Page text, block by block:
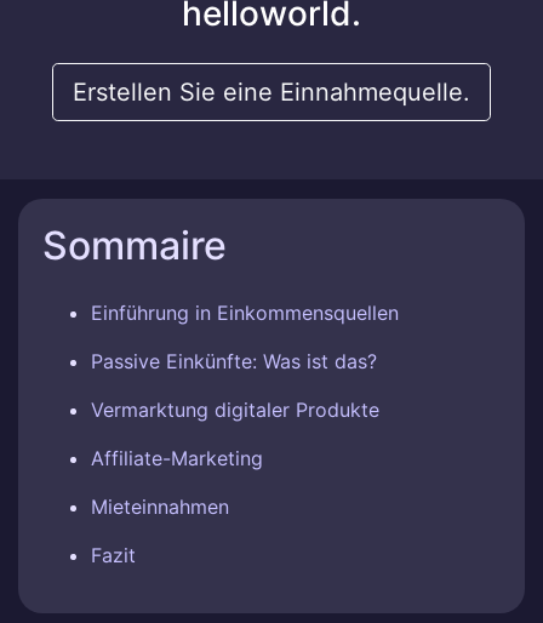
helloworld.
Erstellen Sie eine Einnahmequelle.
Sommaire
Einführung in Einkommensquellen
Passive Einkünfte: Was ist das?
Vermarktung digitaler Produkte
Affiliate-Marketing
Mieteinnahmen
Fazit